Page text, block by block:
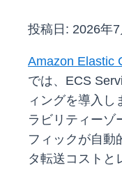
投稿日: 2026年7
Amazon Elastic
では、ECS
ィングを導入し
ラビリティーゾ
フィックが自動
タ転送コストと